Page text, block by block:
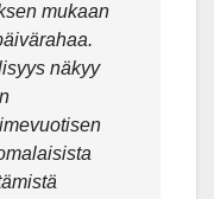
mukaan
näkyy